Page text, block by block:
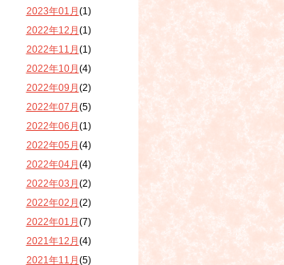
2023年01月 (1)
2022年12月 (1)
2022年11月 (1)
2022年10月 (4)
2022年09月 (2)
2022年07月 (5)
2022年06月 (1)
2022年05月 (4)
2022年04月 (4)
2022年03月 (2)
2022年02月 (2)
2022年01月 (7)
2021年12月 (4)
2021年11月 (5)